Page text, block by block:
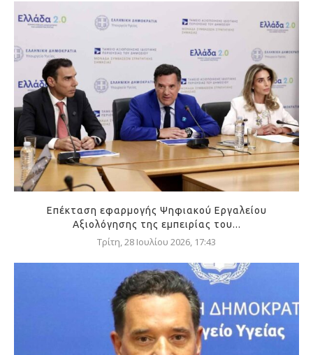
Επέκταση εφαρμογής Ψηφιακού Εργαλείου
Αξιολόγησης της εμπειρίας του...
Τρίτη, 28 Ιουλίου 2026, 17:43